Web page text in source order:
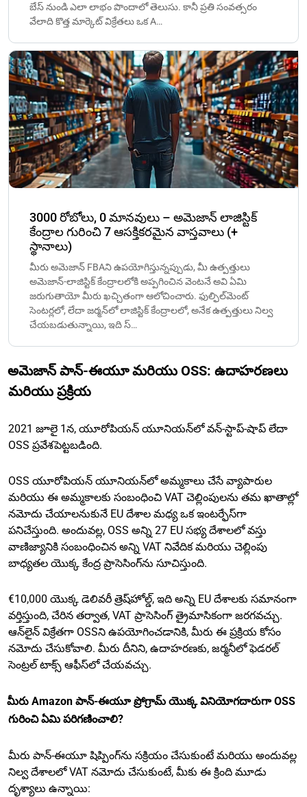
బేస్ నుండి ఎలా లాభం పొందాలో తెలుసు. కానీ ప్రతి సంవత్సరం
వేలాది కొత్త మార్కెట్ విక్రేతలు ఒక A…
3000 రోబోలు, 0 మానవులు – అమెజాన్ లాజిస్టిక్
కేంద్రాల గురించి 7 ఆసక్తికరమైన వాస్తవాలు (+
స్థానాలు)
మీరు అమెజాన్ FBAని ఉపయోగిస్తున్నప్పుడు, మీ ఉత్పత్తులు
అమెజాన్-లాజిస్టిక్ కేంద్రాలలోకి అప్పగించిన వెంటనే అవి ఏమి
జరుగుతాయో మీరు ఖచ్చితంగా ఆలోచించారు. ఫుల్ఫిల్‌మెంట్
సెంటర్లలో, లేదా జర్మన్‌లో లాజిస్టిక్ కేంద్రాలలో, అనేక ఉత్పత్తులు నిల్వ
చేయబడుతున్నాయి, ఇది స్…
అమెజాన్ పాన్-ఈయూ మరియు OSS: ఉదాహరణలు
మరియు ప్రక్రియ
2021 జూలై 1న, యూరోపియన్ యూనియన్‌లో వన్-స్టాప్-షాప్ లేదా
OSS ప్రవేశపెట్టబడింది.
OSS యూరోపియన్ యూనియన్‌లో అమ్మకాలు చేసే వ్యాపారుల
మరియు ఈ అమ్మకాలకు సంబంధించి VAT చెల్లింపులను తమ ఖాతాల్లో
నమోదు చేయాలనుకునే EU దేశాల మధ్య ఒక ఇంటర్ఫేస్‌గా
పనిచేస్తుంది. అందువల్ల, OSS అన్ని 27 EU సభ్య దేశాలలో వస్తు
వాణిజ్యానికి సంబంధించిన అన్ని VAT నివేదిక మరియు చెల్లింపు
బాధ్యతల యొక్క కేంద్ర ప్రాసెసింగ్‌ను సూచిస్తుంది.
€10,000 యొక్క డెలివరీ త్రెష్‌హోల్డ్, ఇది అన్ని EU దేశాలకు సమానంగా
వర్తిస్తుంది, చేరిన తర్వాత, VAT ప్రాసెసింగ్ త్రైమాసికంగా జరగవచ్చు.
ఆన్‌లైన్ విక్రేతగా OSSని ఉపయోగించడానికి, మీరు ఈ ప్రక్రియ కోసం
నమోదు చేసుకోవాలి. మీరు దీనిని, ఉదాహరణకు, జర్మనీలో ఫెడరల్
సెంట్రల్ టాక్స్ ఆఫీస్‌లో చేయవచ్చు.
మీరు Amazon పాన్-ఈయూ ప్రోగ్రామ్ యొక్క వినియోగదారుగా OSS
గురించి ఏమి పరిగణించాలి?
మీరు పాన్-ఈయూ షిప్పింగ్‌ను సక్రియం చేసుకుంటే మరియు అందువల్ల
నిల్వ దేశాలలో VAT నమోదు చేసుకుంటే, మీకు ఈ క్రింది మూడు
దృశ్యాలు ఉన్నాయి: